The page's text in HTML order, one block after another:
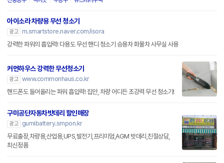
아이소라 차량용 무선 청소기
광고
m.smartstore.naver.com/isora
강력한 파워의 흡입력! 다용도 무선 핸디 청소기 승용차 화물차 사무실 사용
커먼하우스 강력한 무선청소기
광고 www.commonhaus.co.kr
핸드폰도 들어올리는 파워 흡입력! 집안, 차량 어디든 초강력 무선 청소기!
구미공단자동차밧데리 할인매장
광고
gumibattery.smpon.kr
무료출장,차량용,산업용,UPS,발전기,프리미엄,AGM 밧데리,친절상담,
최신정품